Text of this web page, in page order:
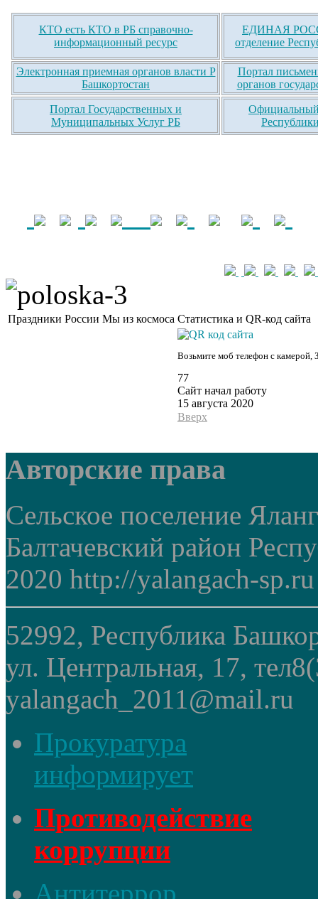
КТО есть КТО в РБ справочно-
информационный ресурс
ЕДИНАЯ
отделение
Электронная приемная органов власти Р
Башкортостан
Портал
органов
Портал Государственных и
Муниципальных Услуг РБ
Официальный
Праздники России Мы из космоса Статистика и QR-код сайта
Возьмите моб телефон с камерой,
77
Сайт начал работу
15 августа 2020
Вверх
Авторские права
Сельское поселение
Балтачевский район
2020 http://yalangach-sp.ru
52992, Республика
ул. Центральная, 17,
yalangach_2011@mail.ru
Прокуратура
информирует
Противодействие
коррупции